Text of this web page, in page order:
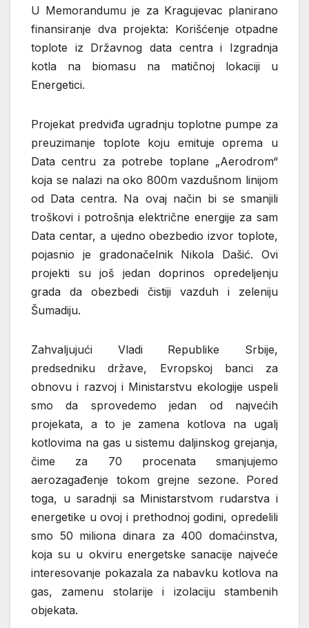
U Memorandumu je za Kragujevac planirano
finansiranje dva projekta: Korišćenje otpadne
toplote iz Državnog data centra i Izgradnja
kotla na biomasu na matičnoj lokaciji u
Energetici.
Projekat predviđa ugradnju toplotne pumpe za
preuzimanje toplote koju emituje oprema u
Data centru za potrebe toplane „Aerodrom“
koja se nalazi na oko 800m vazdušnom linijom
od Data centra. Na ovaj način bi se smanjili
troškovi i potrošnja električne energije za sam
Data centar, a ujedno obezbedio izvor toplote,
pojasnio je gradonačelnik Nikola Dašić. Ovi
projekti su još jedan doprinos opredeljenju
grada da obezbedi čistiji vazduh i zeleniju
Šumadiju.
Zahvaljujući Vladi Republike Srbije,
predsedniku države, Evropskoj banci za
obnovu i razvoj i Ministarstvu ekologije uspeli
smo da sprovedemo jedan od najvećih
projekata, a to je zamena kotlova na ugalj
kotlovima na gas u sistemu daljinskog grejanja,
čime za 70 procenata smanjujemo
aerozagađenje tokom grejne sezone. Pored
toga, u saradnji sa Ministarstvom rudarstva i
energetike u ovoj i prethodnoj godini, opredelili
smo 50 miliona dinara za 400 domaćinstva,
koja su u okviru energetske sanacije najveće
interesovanje pokazala za nabavku kotlova na
gas, zamenu stolarije i izolaciju stambenih
objekata.